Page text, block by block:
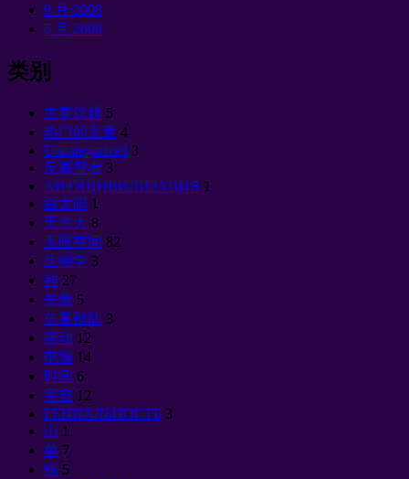
9 月 2008
5 月 2008
类别
主要议题 5
热门的文章 4
Uncategorized 3
反基督者 3
АНТИЦИВИЛИЗАЦИЯ 1
白太阳 1
无穷大 8
无限空间 82
生物学 3
神 27
矢量 5
矢量部队 3
振动 12
电源 14
时间 6
宇宙 12
ГЕНИАЛЬНОСТЬ 3
山 1
单 7
钱 5